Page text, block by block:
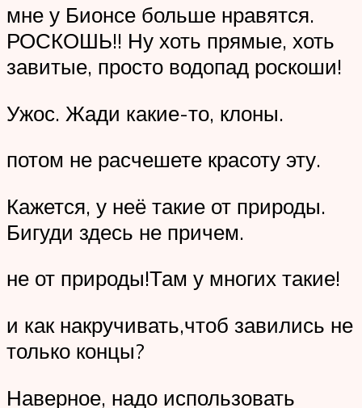
мне у Бионсе больше нравятся.
РОСКОШЬ!! Ну хоть прямые, хоть
завитые, просто водопад роскоши!
Ужос. Жади какие-то, клоны.
потом не расчешете красоту эту.
Кажется, у неё такие от природы.
Бигуди здесь не причем.
не от природы!Там у многих такие!
и как накручивать,чтоб завились не
только концы?
Наверное, надо использовать